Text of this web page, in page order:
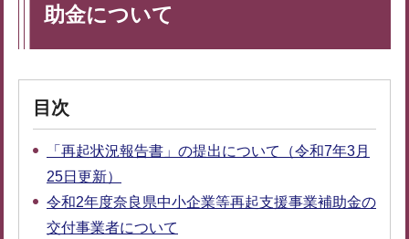
助金について
目次
「再起状況報告書」の提出について（令和7年3月
25日更新）
令和2年度奈良県中小企業等再起支援事業補助金の
交付事業者について